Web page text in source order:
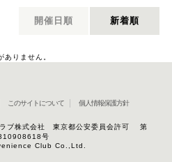
開催日順 新着順
ありません。
このサイトについて 個人情報保護方針
ラブ株式会社 東京都公安委員会許可 第
号
Club Co.,Ltd.